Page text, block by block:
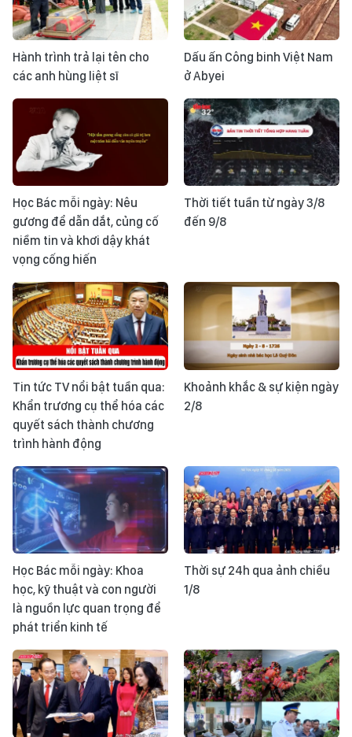
Hành trình trả lại tên cho
các anh hùng liệt sĩ
Dấu ấn Công binh Việt Nam
ở Abyei
Học Bác mỗi ngày: Nêu
gương để dẫn dắt, củng cố
niềm tin và khơi dậy khát
vọng cống hiến
Thời tiết tuần từ ngày 3/8
đến 9/8
Tin tức TV nổi bật tuần qua:
Khẩn trương cụ thể hóa các
quyết sách thành chương
trình hành động
Khoảnh khắc & sự kiện ngày
2/8
Học Bác mỗi ngày: Khoa
học, kỹ thuật và con người
là nguồn lực quan trọng để
phát triển kinh tế
Thời sự 24h qua ảnh chiều
1/8